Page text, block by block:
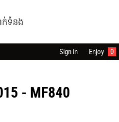
ក់ទំនង
Sign in Enjoy 0
- MF840